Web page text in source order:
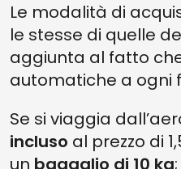
Le modalità di
le stesse di quelle
aggiunta al fatto
automatiche a ogni
Se si viaggia
incluso al prezzo di
un bagaglio di 10 kg